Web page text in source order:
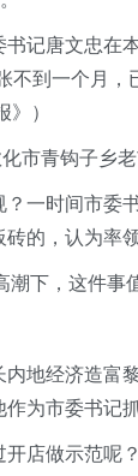
记唐文忠在
不到一个月
》）
化市青钩子乡
一时间市委
的，认为率
潮下，这件事
地经济造富
为市委书记
店做示范呢